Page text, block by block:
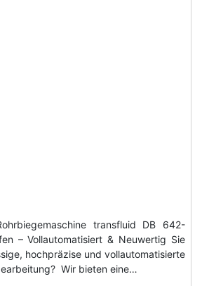
transfluid DB 642-
– Vollautomatisiert & Neuwertig Sie
hochpräzise und vollautomatisierte
Wir bieten eine…